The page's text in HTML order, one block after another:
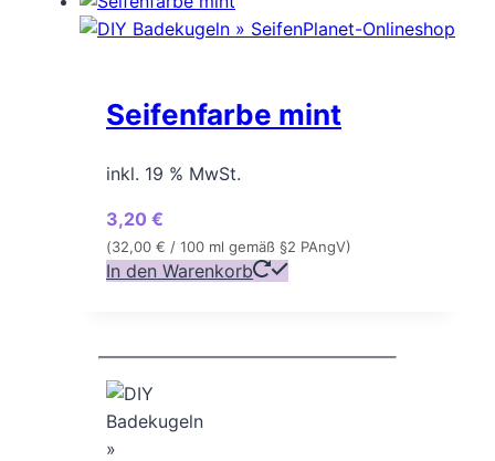
Seifenfarbe mint
inkl. 19 % MwSt.
3,20 €
(32,00 € / 100 ml gemäß §2 PAngV)
In den Warenkorb